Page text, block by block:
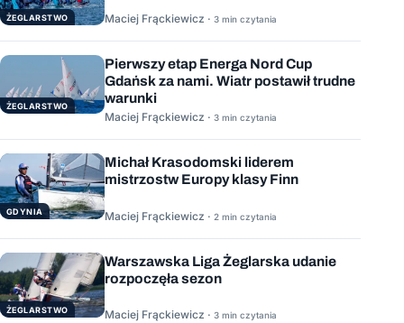
ŻEGLARSTWO Maciej Frąckiewicz · 3 min czytania
ŻEGLARSTWO
Pierwszy etap Energa Nord Cup
Gdańsk za nami. Wiatr postawił trudne
warunki
Maciej Frąckiewicz · 3 min czytania
GDYNIA
Michał Krasodomski liderem
mistrzostw Europy klasy Finn
Maciej Frąckiewicz · 2 min czytania
ŻEGLARSTWO
Warszawska Liga Żeglarska udanie
rozpoczęła sezon
Maciej Frąckiewicz · 3 min czytania